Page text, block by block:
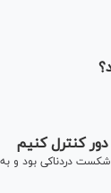
کنترل کنیم
دردناکی بود و به